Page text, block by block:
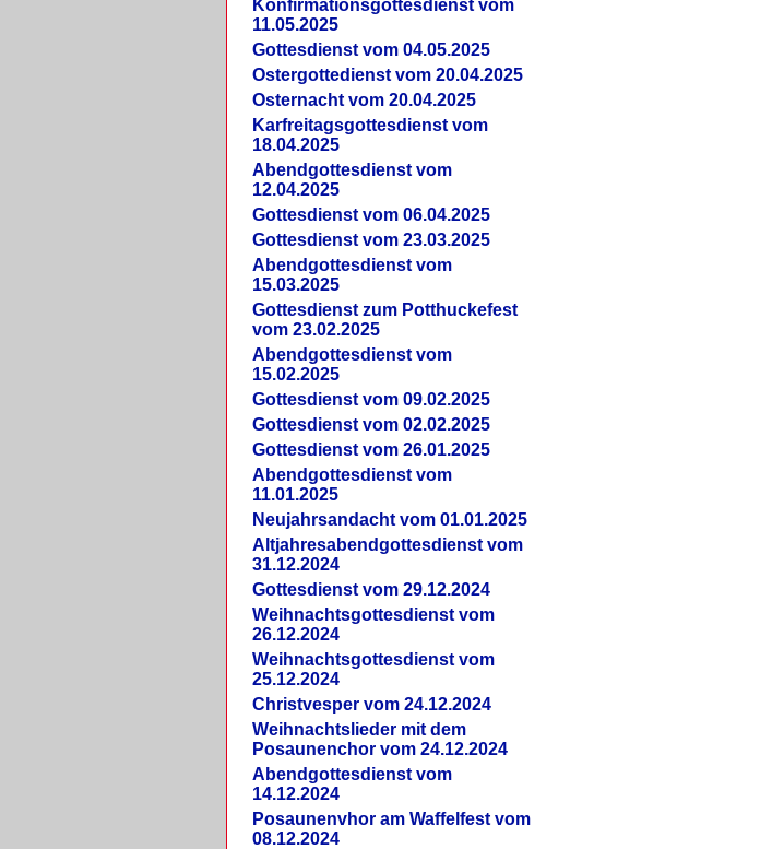
Konfirmationsgottesdienst vom
11.05.2025
Gottesdienst vom 04.05.2025
Ostergottedienst vom 20.04.2025
Osternacht vom 20.04.2025
Karfreitagsgottesdienst vom
18.04.2025
Abendgottesdienst vom
12.04.2025
Gottesdienst vom 06.04.2025
Gottesdienst vom 23.03.2025
Abendgottesdienst vom
15.03.2025
Gottesdienst zum Potthuckefest
vom 23.02.2025
Abendgottesdienst vom
15.02.2025
Gottesdienst vom 09.02.2025
Gottesdienst vom 02.02.2025
Gottesdienst vom 26.01.2025
Abendgottesdienst vom
11.01.2025
Neujahrsandacht vom 01.01.2025
Altjahresabendgottesdienst vom
31.12.2024
Gottesdienst vom 29.12.2024
Weihnachtsgottesdienst vom
26.12.2024
Weihnachtsgottesdienst vom
25.12.2024
Christvesper vom 24.12.2024
Weihnachtslieder mit dem
Posaunenchor vom 24.12.2024
Abendgottesdienst vom
14.12.2024
Posaunenvhor am Waffelfest vom
08.12.2024